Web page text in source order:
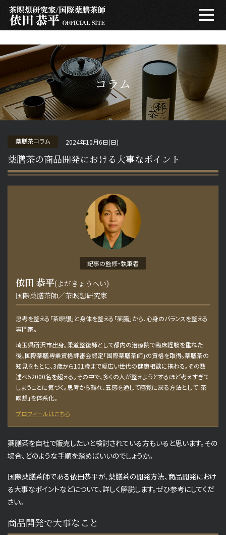
プロフィール
整える哲学
茶瞑想とは
メールマガジン
FAQ
お問い合わせ・取材依頼
get_header(2); ?>
コラム
薬膳茶コラム 2024年10月6日(日)
薬膳茶の商品開発における大事なポイント
記事の監修・執筆者
依田 恭平(よだきょうへい)
国際薬膳茶師／茶瞑想研究家
思考を整える「茶瞑想」と身体を整える「薬膳」から、心身のバランスを整える
専門家。
埼玉県所沢市出身。柔道整復師として都内の治療院で臨床経験を重ねた
後、国際薬膳専業資格評審会認定「国際薬膳茶師」の資格を取得。薬膳茶の
知見をもとに、3歳から101歳まで幅広い世代の健康相談に携わる。その数
述べ52000名を超える。その中で、多くの人が整えようとするほど考えすぎて
しまうことに気づく。思考から離れ、五感を通して感覚に戻る方法として「茶
瞑想」を体系化。
プロフィールはこちら
薬膳茶を自社で販売したいと検討されている方もいると思います。その
場合、どのような手順を踏めばいいのでしょうか。
国際薬膳茶師である依田恭平が、薬膳茶の開発方法、商品開発におけ
る大事なポイントなどについて、詳しく解説します。ぜひ参考にしてくだ
さい。
商品開発で大事なこと